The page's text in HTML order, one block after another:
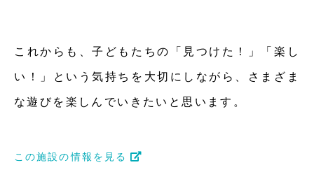
これからも、子どもたちの「見つけた！」「楽し
い！」という気持ちを大切にしながら、さまざま
な遊びを楽しんでいきたいと思います。
この施設の情報を見る